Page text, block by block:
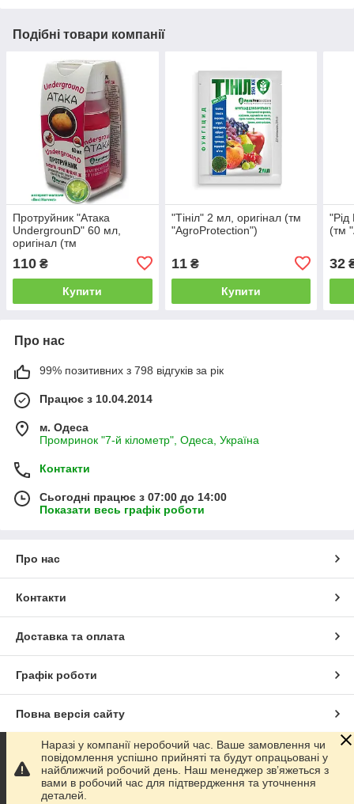
Подібні товари компанії
Протруйник "Атака
UndergrounD" 60 мл,
оригінал (тм
110 ₴
Купити
"Тініл" 2 мл, оригінал (тм
"AgroProtection")
11₴
Купити
"Рід
(тм
32
Про нас
99% позитивних з 798 відгуків за рік
Працює з 10.04.2014
м. Одеса
Промринок "7-й кілометр", Одеса, Україна
Контакти
Сьогодні працює з 07:00 до 14:00
Показати весь графік роботи
Про нас
Контакти
Доставка та оплата
Графік роботи
Повна версія сайту
Сайт створено на маркетплейсі Prom.ua
Політика конфіденційності
Наразі у компанії неробочий час. Ваше замовлення чи
повідомлення успішно прийняті та будут опрацьовані у
найближчий робочий день. Наш менеджер зв’яжеться з
вами в робочий час для підтвердження та уточнення
деталей.